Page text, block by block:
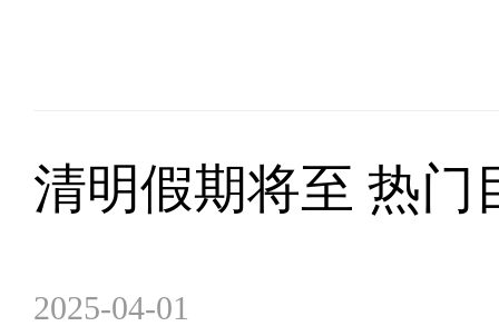
清明假期将至 热门
2025-04-01